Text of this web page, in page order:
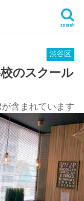
search
渋谷区
のスクール
含まれています